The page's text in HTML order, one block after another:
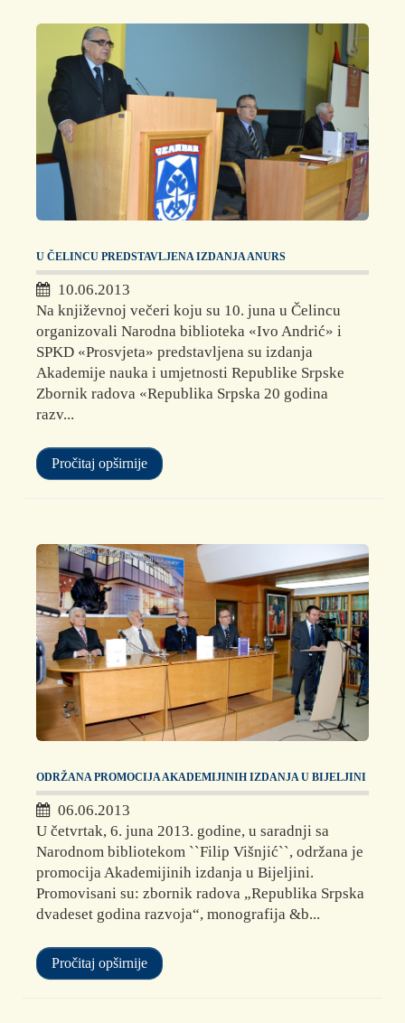
U ČELINCU PREDSTAVLJENA IZDANJA ANURS
10.06.2013
Na književnoj večeri koju su 10. juna u Čelincu
organizovali Narodna biblioteka «Ivo Andrić» i
SPKD «Prosvjeta» predstavljena su izdanja
Akademije nauka i umjetnosti Republike Srpske
Zbornik radova «Republika Srpska 20 godina
razv...
Pročitaj opširnije
ODRŽANA PROMOCIJA AKADEMIJINIH IZDANJA U BIJELJINI
06.06.2013
U četvrtak, 6. juna 2013. godine, u saradnji sa
Narodnom bibliotekom ``Filip Višnjić``, održana je
promocija Akademijinih izdanja u Bijeljini.
Promovisani su: zbornik radova „Republika Srpska
dvadeset godina razvoja“, monografija &b...
Pročitaj opširnije